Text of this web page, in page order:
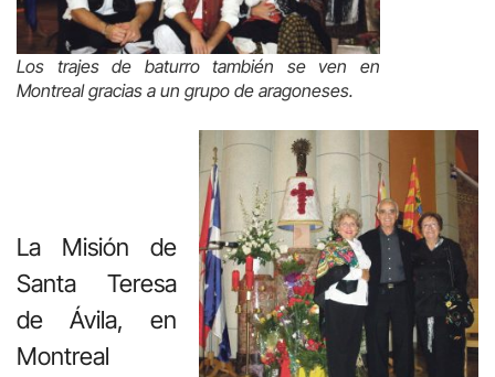
Los trajes de baturro también se ven en
Montreal gracias a un grupo de aragoneses.
La Misión de
Santa Teresa
de Ávila, en
Montreal